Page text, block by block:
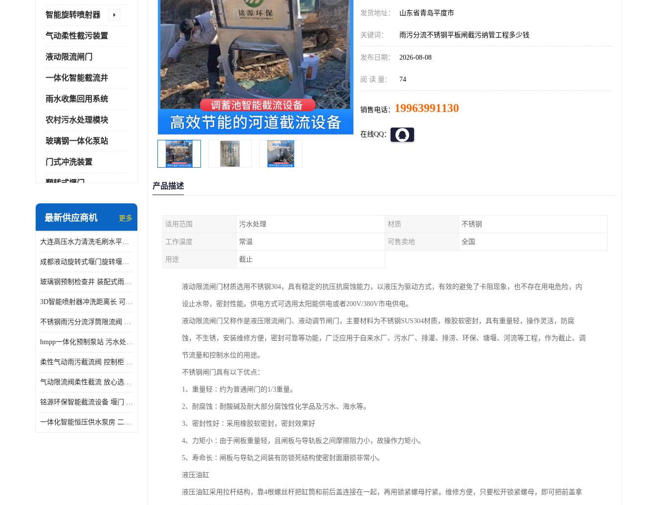
智能旋转喷射器
气动柔性截污装置
液动限流闸门
一体化智能截流井
雨水收集回用系统
农村污水处理模块
玻璃钢一体化泵站
门式冲洗装置
翻转式堰门
智能一体化雨水泵站
智能一体化供水泵房
智能一体化净水设备
最新供应商机 更多
大连高压水力清洗毛刷水平自清洁滚刷 水力自动冲洗系统 水力清洗
成都液动旋转式堰门旋转堰门 自动控制 SUS304
玻璃钢预制检查井 装配式雨水污水井 初期弃流井 源头厂家
3D智能喷射器冲洗距离长 可270度旋转 高强度水压远距离喷洗
不锈钢雨污分流浮筒限流阀 DN150-DN1000 品质可信
hmpp一体化预制泵站 污水处理系统 乡镇学校市政排水 厂家供应
柔性气动雨污截流阀 控制柜 远程控制安全性高检修方便
气动限流阀柔性截流 放心选购 控源截污铭源环保
铭源环保智能截流设备 堰门 铸铁调节闸门作用 源头商家 可定制
一体化智能恒压供水泵房 二次加压供水设备户外智慧泵房
发货地址： 山东省青岛平度市
关键词： 雨污分流不锈钢平板闸截污纳管工程多少钱
发布日期： 2026-08-08
阅 读 量： 74
销售电话： 19963991130
在线QQ：
产品描述
适用范围 污水处理 材质 不锈钢
工作温度 常温 可售卖地 全国
用途 截止
液动限流闸门材质选用不锈钢304，具有稳定的抗压抗腐蚀能力，以液压为驱动方式，有效的避免了卡阻现象，也不存在用电危险，内
设止水带，密封性能。供电方式可选用太阳能供电或者200V/380V市电供电。
液动限流闸门又称作是液压限流闸门、液动调节闸门，主要材料为不锈钢SUS304材质，橡胶软密封，具有重量轻，操作灵活，防腐
蚀，不生锈，安装维修方便，密封可靠等功能，广泛应用于自来水厂、污水厂、排灌、排涝、环保、塘堰、河流等工程，作为截止、调
节流量和控制水位的用途。
不锈钢闸门具有以下优点：
1、重量轻∶约为普通闸门的1/3重量。
2、耐腐蚀∶耐酸碱及耐大部分腐蚀性化学品及污水、海水等。
3、密封性好∶采用橡胶软密封，密封效果好
4、力矩小∶由于闸板重量轻，且闸板与导轨板之间摩擦阻力小，故操作力矩小。
5、寿命长∶闸板与导轨之间装有防锁死结构使密封面磨损非常小。
液压油缸
液压油缸采用拉杆结构，靠4根螺丝杆把缸筒和前后盖连接在一起，再用锁紧螺母拧紧。维修方便，只要松开锁紧螺母，即可把前盖拿